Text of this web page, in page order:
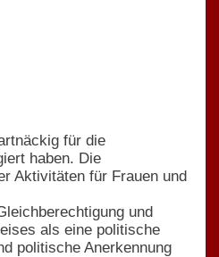
für die
haben. Die
Aktivitäten für Frauen und
und
als eine politische
politische Anerkennung